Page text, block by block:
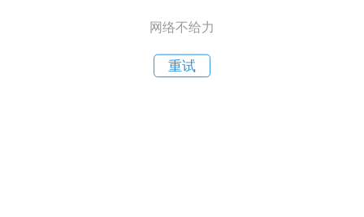
网络不给力
重试